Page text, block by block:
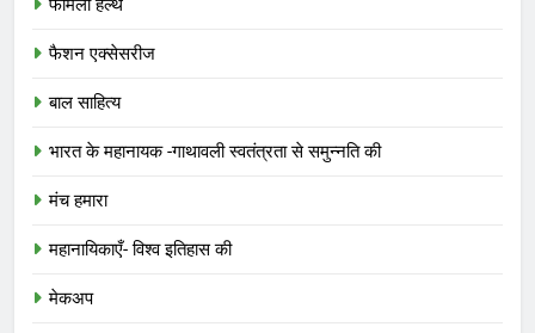
फैमिली हेल्थ
फैशन एक्सेसरीज
बाल साहित्य
भारत के महानायक -गाथावली स्वतंत्रता से समुन्नति की
मंच हमारा
महानायिकाएँ- विश्व इतिहास की
मेकअप